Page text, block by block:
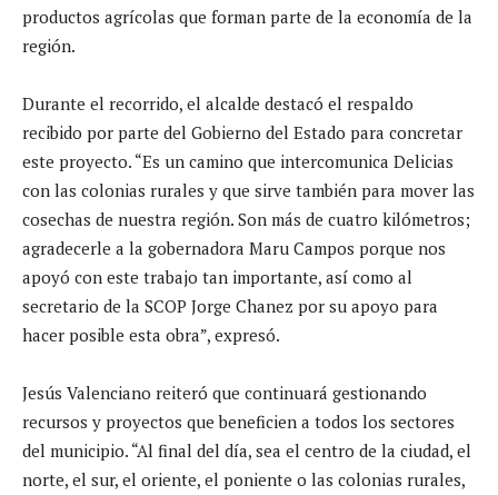
productos agrícolas que forman parte de la economía de la
región.
Durante el recorrido, el alcalde destacó el respaldo
recibido por parte del Gobierno del Estado para concretar
este proyecto. “Es un camino que intercomunica Delicias
con las colonias rurales y que sirve también para mover las
cosechas de nuestra región. Son más de cuatro kilómetros;
agradecerle a la gobernadora Maru Campos porque nos
apoyó con este trabajo tan importante, así como al
secretario de la SCOP Jorge Chanez por su apoyo para
hacer posible esta obra”, expresó.
Jesús Valenciano reiteró que continuará gestionando
recursos y proyectos que beneficien a todos los sectores
del municipio. “Al final del día, sea el centro de la ciudad, el
norte, el sur, el oriente, el poniente o las colonias rurales,